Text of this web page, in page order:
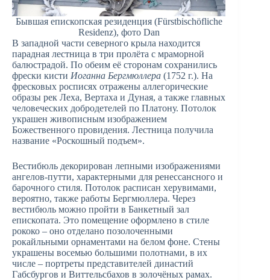
Бывшая епископская резиденция (Fürstbischöfliche
Residenz), фото Dan
В западной части северного крыла находится
парадная лестница в три пролёта с мраморной
балюстрадой. По обеим её сторонам сохранились
фрески кисти Иоганна Бергмюллера (1752 г.). На
фресковых росписях отражены аллегорические
образы рек Леха, Вертаха и Дуная, а также главных
человеческих добродетелей по Платону. Потолок
украшен живописным изображением
Божественного провидения. Лестница получила
название «Роскошный подъем».
Вестибюль декорирован лепными изображениями
ангелов-путти, характерными для ренессансного и
барочного стиля. Потолок расписан херувимами,
вероятно, также работы Бергмюллера. Через
вестибюль можно пройти в Банкетный зал
епископата. Это помещение оформлено в стиле
рококо – оно отделано позолоченными
рокайльными орнаментами на белом фоне. Стены
украшены восемью большими полотнами, в их
числе – портреты представителей династий
Габсбургов и Виттельсбахов в золочёных рамах.